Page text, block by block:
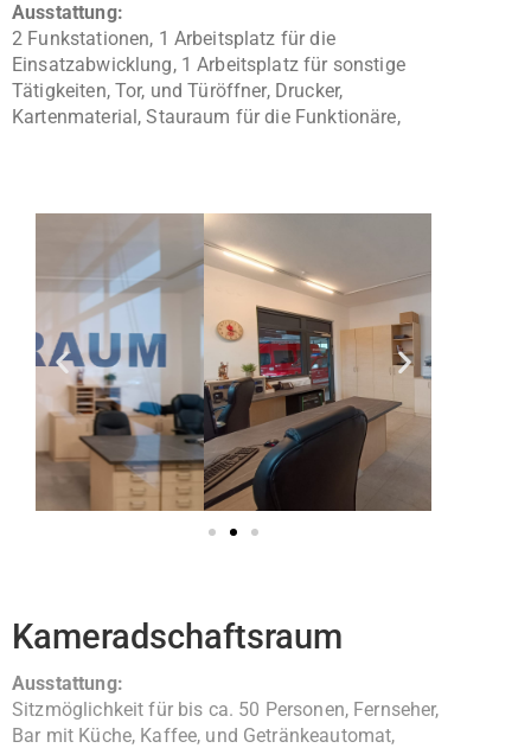
Ausstattung:
2 Funkstationen, 1 Arbeitsplatz für die
Einsatzabwicklung, 1 Arbeitsplatz für sonstige
Tätigkeiten, Tor, und Türöffner, Drucker,
Kartenmaterial, Stauraum für die Funktionäre,
Kameradschaftsraum
Ausstattung:
Sitzmöglichkeit für bis ca. 50 Personen, Fernseher,
Bar mit Küche, Kaffee, und Getränkeautomat,